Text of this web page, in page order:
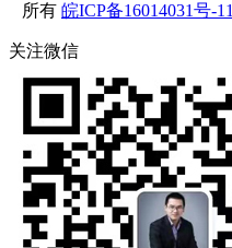
所有 皖ICP备16014031号-11
关注微信